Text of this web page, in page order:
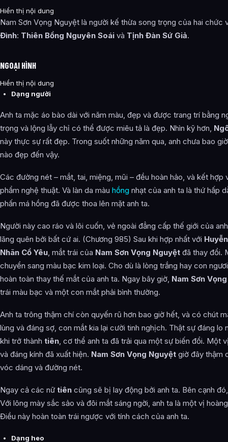
Hiển thị nội dung
Nam Sơn Vọng Nguyệt là người kế thừa song trọng của hai chức
Đình: Thiên Bồng Nguyên Soái và Tịnh Đàn Sứ Giả.
NGOẠI HÌNH
Hiển thị nội dung
Dạng người
Anh ta mặc áo bào dài với năm màu, đẹp và được trang trí bằng
trọng và lộng lẫy chỉ có thể được miêu tả là đẹp. Nhìn kỹ hơn,
này thực sự rất đẹp. Trong suốt những năm qua, anh chưa bao
nào đẹp đến vậy.
Các đường nét – mắt, tai, miệng, mũi – đều hoàn hảo, và kết hợp
phẩm nghệ thuật. Và làn da màu hồng nhạt của anh ta là thứ hấp
phấn má hồng đã được thoa lên mặt anh ta.
Người này cao ráo và lôi cuốn, vẻ ngoài đẳng cấp thế giới của
lãng quên bởi bất cứ ai. (Chương 985) Sau khi hợp nhất với
Nhãn Cổ Yêu, mắt trái của Nam Sơn Vọng Nguyệt đã thay đổi.
chuyển sang màu bạc kim loại. Cho dù là lòng trắng hay con
hoàn toàn thay thế mắt của anh ta. Ngay bây giờ, Nam Sơn
trái màu bạc và một con mắt phải bình thường.
Anh ta trông thậm chí còn quyến rũ hơn bao giờ hết, và có chút
lùng và đáng sợ, con mắt kia lại cười tinh nghịch. Thật sự đáng lo
khi trở thành tiên, cơ thể anh ta đã trải qua một sự biến đổi. Một
và đáng kính đã xuất hiện. Nam Sơn Vọng Nguyệt giờ đây thậm
vóc dáng và đường nét.
Ngay cả các nữ tiên cũng sẽ bị lay động bởi anh ta. Bên cạnh
Với lông mày sắc sảo và đôi mắt sáng ngời, anh ta là một vị
Điều này hoàn toàn trái ngược với tính cách của anh ta.
Dạng heo